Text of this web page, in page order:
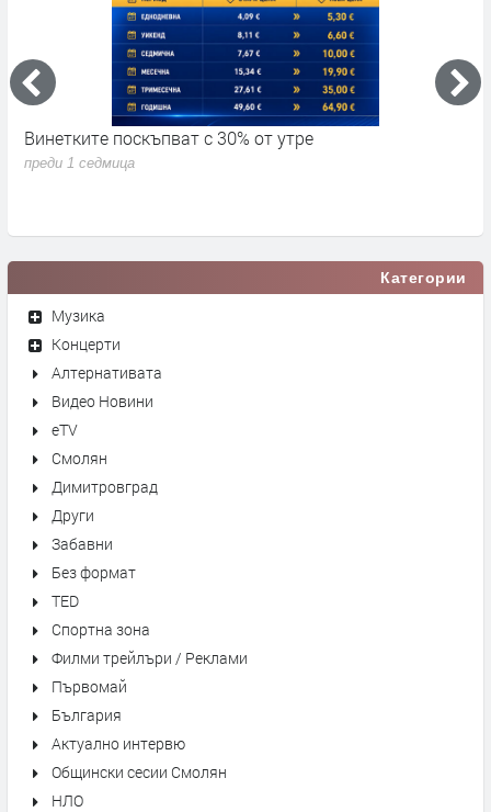
Винетките поскъпват с 30% от утре
преди 1 седмица
Категории
Музика
Концерти
Алтернативата
Видео Новини
eTV
Смолян
Димитровград
Други
Забавни
Без формат
TED
Спортна зона
Филми трейлъри / Реклами
Първомай
България
Актуално интервю
Общински сесии Смолян
НЛО